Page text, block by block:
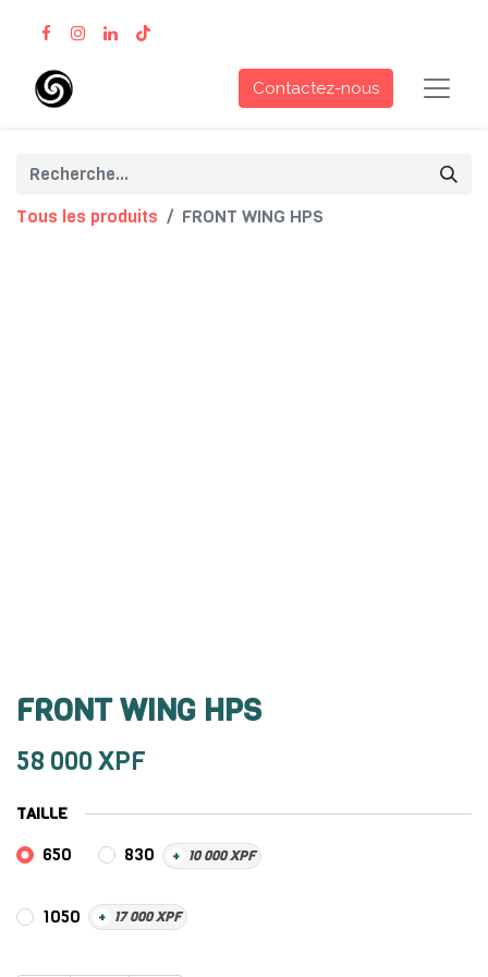
Contactez-nous
Tous les produits FRONT WING HPS
FRONT WING HPS
58 000XPF
TAILLE
650 830 + 10 000XPF
1050 + 17 000XPF